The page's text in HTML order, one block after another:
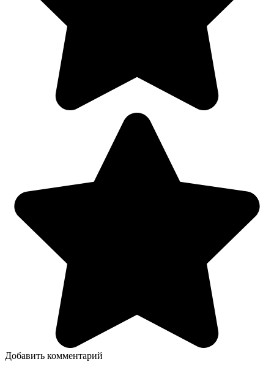
Добавить комментарий